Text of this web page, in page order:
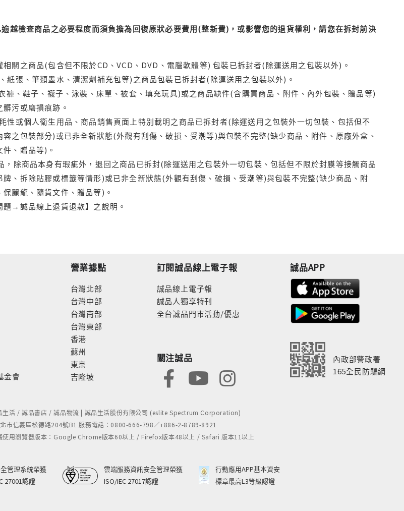
越檢查商品之必要程度而須負擔為回復原狀必要費用(整新費)，或影響您的退貨權利，請您在拆封前決
關之商品(包含但不限於CD、VCD、DVD、電腦軟體等) 包裝已拆封者(除運送用之包裝以外)。
紙張、筆類墨水、清潔劑補充包等)之商品包裝已拆封者(除運送用之包裝以外)。
、鞋子、襪子、泳裝、床單、被套、填充玩具)或之商品缺件(含購買商品、附件、內外包裝、贈品等)
污或磨損痕跡。
性或個人衛生用品、商品銷售頁面上特別載明之商品已拆封者(除運送用之包裝外一切包裝、包括但不
之包裝部分)或已非全新狀態(外觀有刮傷、破損、受潮等)與包裝不完整(缺少商品、附件、原廠外盒、
、贈品等)。
，除商品本身有瑕疵外，退回之商品已拆封(除運送用之包裝外一切包裝、包括但不限於封膜等接觸商品
、拆除貼膠或標籤等情形)或已非全新狀態(外觀有刮傷、破損、受潮等)與包裝不完整(缺少商品、附
麗龍、隨貨文件、贈品等)。
→誠品線上退貨退款】之說明。
金會
營業據點
台灣北部
台灣中部
台灣南部
台灣東部
香港
蘇州
東京
吉隆坡
訂閱誠品線上電子報
誠品線上電子報
誠品人獨享特刊
全台誠品門市活動/優惠
關注誠品
誠品APP
內政部警政署
165全民防騙網
活 / 誠品書店 / 誠品物流 | 誠品生活股份有限公司 (eslite Spectrum Corporation)
市信義區松德路204號B1 服務電話：0800-666-798／+886-2-8789-8921
使用瀏覽器版本：Google Chrome版本60以上 / Firefox版本48以上 / Safari 版本11以上
管理系統榮獲
27001認證
雲端服務資訊安全管理榮獲
ISO/IEC 27017認證
行動應用APP基本資安
標章最高L3等級認證